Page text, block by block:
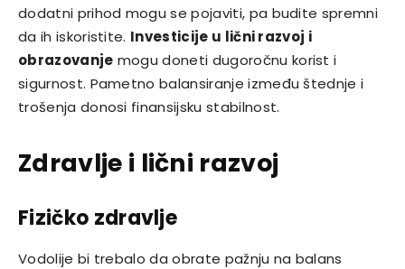
dodatni prihod mogu se pojaviti, pa budite spremni
da ih iskoristite. Investicije u lični razvoj i
obrazovanje mogu doneti dugoročnu korist i
sigurnost. Pametno balansiranje između štednje i
trošenja donosi finansijsku stabilnost.
Zdravlje i lični razvoj
Fizičko zdravlje
Vodolije bi trebalo da obrate pažnju na balans